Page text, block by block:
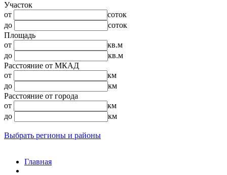
Участок
от
соток
до
соток
Площадь
от
кв.м
до
кв.м
Расстояние от МКАД
от
км
до
км
Расстояние от города
от
км
до
км
Выбрать регионы и районы
Главная